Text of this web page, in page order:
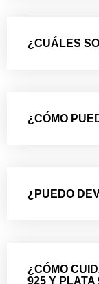
¿CUÁLES
¿CÓMO
¿PUEDO
¿CÓMO
925 Y PLATA